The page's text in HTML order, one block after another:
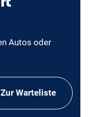
Autos oder
Zur Warteliste